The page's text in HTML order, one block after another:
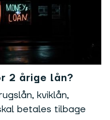
2 årige lån?
kviklån,
betales tilbage